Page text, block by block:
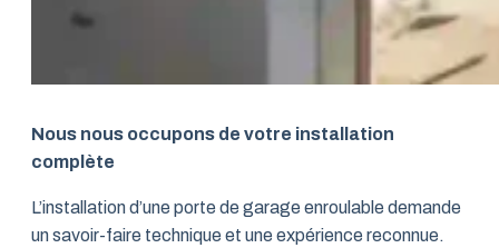
Nous nous occupons de votre installation
complète
L’installation d’une porte de garage enroulable demande
un savoir-faire technique et une expérience reconnue.